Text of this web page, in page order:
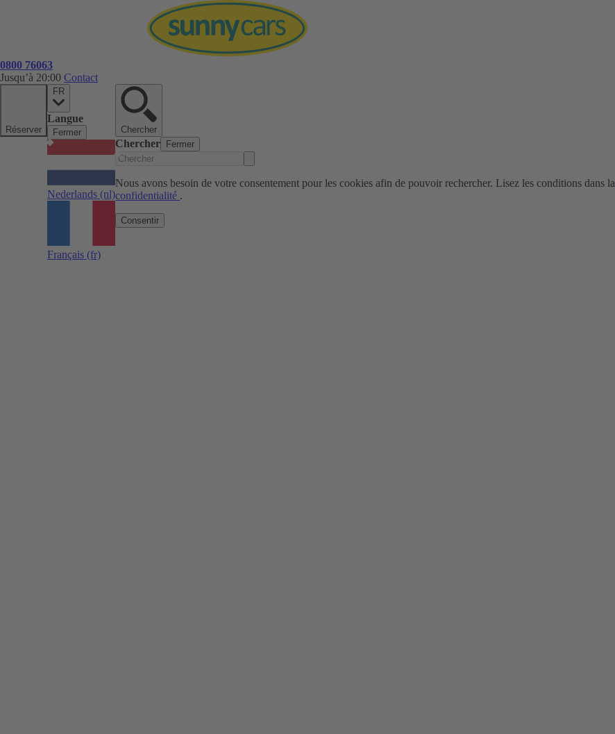
0800 76063
Jusqu’à 20:00 Contact
Réserver
FR
Langue
Fermer
Nederlands (nl)
Français (fr)
Chercher
Chercher Fermer
Nous avons besoin de votre consentement pour les cookies afin de pouvoir rechercher. Lisez les conditions dans la
confidentialité .
Consentir